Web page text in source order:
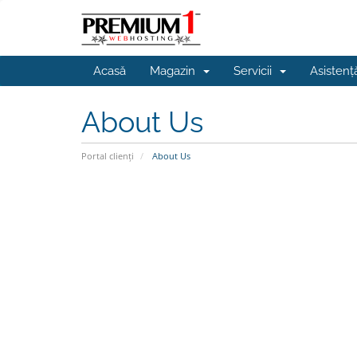
Acasă Magazin Servicii
About Us
Portal clienți About Us